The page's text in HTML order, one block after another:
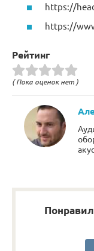
https://
https://
Рейтинг
( Пока оценок нет )